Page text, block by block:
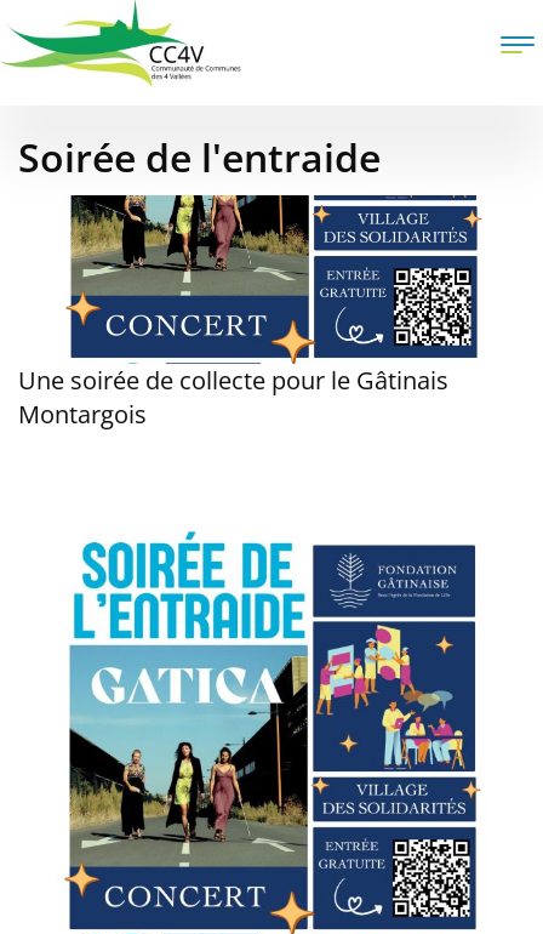
au
contenu
Soirée de l'entraide
Une soirée de collecte pour le Gâtinais
Montargois